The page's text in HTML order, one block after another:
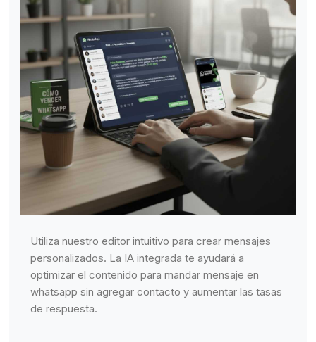
Utiliza nuestro editor intuitivo para crear mensajes
personalizados. La IA integrada te ayudará a
optimizar el contenido para mandar mensaje en
whatsapp sin agregar contacto y aumentar las tasas
de respuesta.